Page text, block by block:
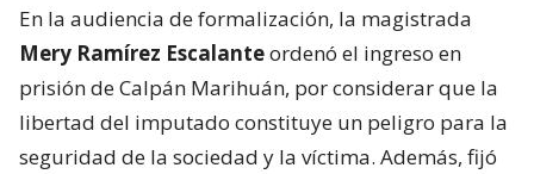
En la audiencia de formalización, la magistrada
Mery Ramírez Escalanteordenó el ingreso en
prisión de Calpán Marihuán, por considerar que la
libertad del imputado constituye un peligro para la
seguridad de la sociedad y la víctima. Además, fijó